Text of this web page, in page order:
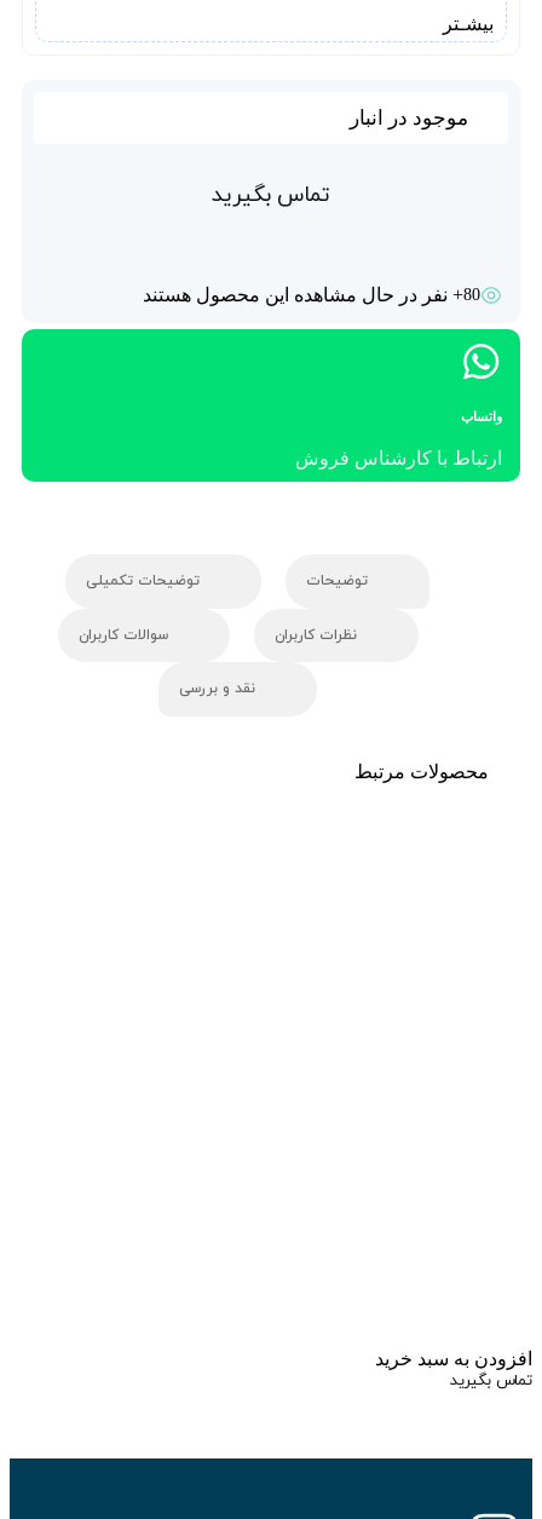
بیشـتر
موجود در انبار
تماس بگیرید
80+ نفر در حال مشاهده این محصول هستند
واتساپ
ارتباط با کارشناس فروش
توضیحات توضیحات تکمیلی
نظرات کاربران سوالات کاربران
نقد و بررسی
محصولات مرتبط
به سبد خرید
بگیرید